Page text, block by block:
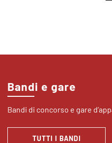
Bandi e gare
Bandi di concorso e gare
TUTTI I BANDI